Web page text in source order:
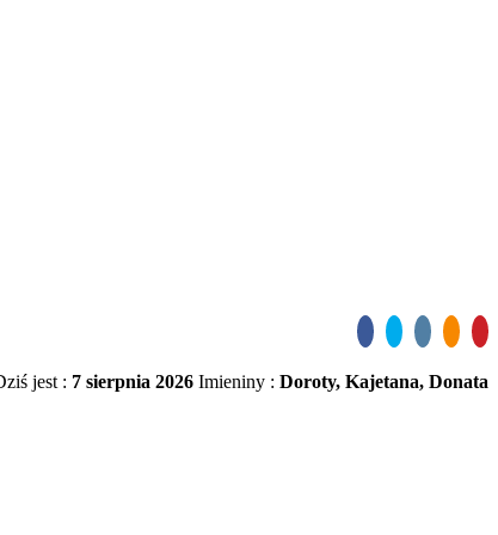
jest : 7 sierpnia 2026 Imieniny : Doroty, Kajetana, Donata